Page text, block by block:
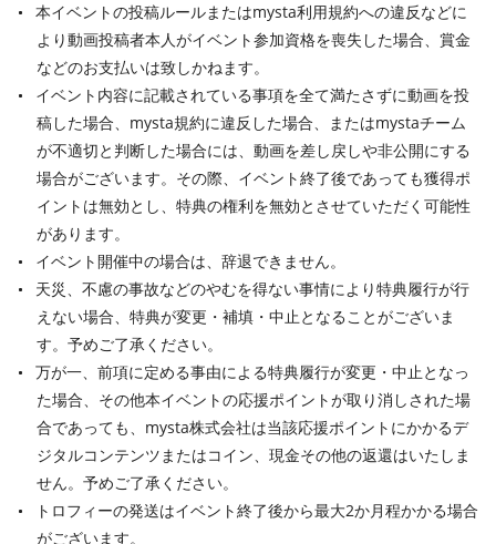
本イベントの投稿ルールまたはmysta利用規約への違反などに
より動画投稿者本人がイベント参加資格を喪失した場合、賞金
などのお支払いは致しかねます。
イベント内容に記載されている事項を全て満たさずに動画を投
稿した場合、mysta規約に違反した場合、またはmystaチーム
が不適切と判断した場合には、動画を差し戻しや非公開にする
場合がございます。その際、イベント終了後であっても獲得ポ
イントは無効とし、特典の権利を無効とさせていただく可能性
があります。
イベント開催中の場合は、辞退できません。
天災、不慮の事故などのやむを得ない事情により特典履行が行
えない場合、特典が変更・補填・中止となることがございま
す。予めご了承ください。
万が一、前項に定める事由による特典履行が変更・中止となっ
た場合、その他本イベントの応援ポイントが取り消しされた場
合であっても、mysta株式会社は当該応援ポイントにかかるデ
ジタルコンテンツまたはコイン、現金その他の返還はいたしま
せん。予めご了承ください。
トロフィーの発送はイベント終了後から最大2か月程かかる場合
がございます。